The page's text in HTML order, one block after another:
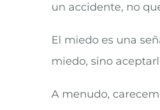
un accidente, no
El miedo es una
miedo, sino
A menudo,